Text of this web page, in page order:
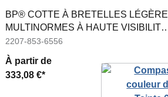
BP® COTTE À BRETELLES LÉGÈRE
MULTINORMES À HAUTE VISIBILITÉ
APC1
2207-853-6556
À partir de
333,08 €*